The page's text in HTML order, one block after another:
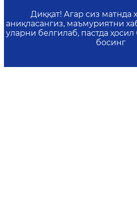
Диққат! Агар сиз матнда
аниқласангиз, маъмуриятни
уларни белгилаб, пастда
босинг